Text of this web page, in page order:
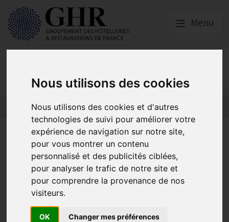
Nous utilisons des cookies
Nous utilisons des cookies et d'autres
technologies de suivi pour améliorer votre
expérience de navigation sur notre site,
pour vous montrer un contenu
personnalisé et des publicités ciblées,
pour analyser le trafic de notre site et
pour comprendre la provenance de nos
visiteurs.
OK Changer mes préférences
Menu
Le GHR appelle le
gouvernement à généraliser
l’encadrement des prix de
l’énergie à toutes les
entreprises.